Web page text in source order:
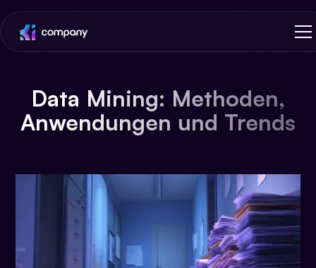
Data Mining: Methoden,
Anwendungen und Trends